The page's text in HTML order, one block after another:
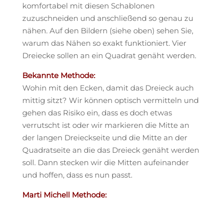
komfortabel mit diesen Schablonen
zuzuschneiden und anschließend so genau zu
nähen. Auf den Bildern (siehe oben) sehen Sie,
warum das Nähen so exakt funktioniert. Vier
Dreiecke sollen an ein Quadrat genäht werden.
Bekannte Methode:
Wohin mit den Ecken, damit das Dreieck auch
mittig sitzt? Wir können optisch vermitteln und
gehen das Risiko ein, dass es doch etwas
verrutscht ist oder wir markieren die Mitte an
der langen Dreieckseite und die Mitte an der
Quadratseite an die das Dreieck genäht werden
soll. Dann stecken wir die Mitten aufeinander
und hoffen, dass es nun passt.
Marti Michell Methode: